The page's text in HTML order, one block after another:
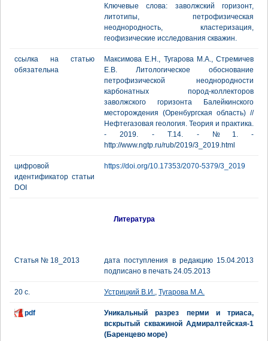
Ключевые слова: заволжский горизонт,
литотипы, петрофизическая
неоднородность, кластеризация,
геофизические исследования скважин.
ссылка на статью
обязательна
Максимова Е.Н., Тугарова М.А., Стремичев
Е.В. Литологическое обоснование
петрофизической неоднородности
карбонатных пород-коллекторов
заволжского горизонта Балейкинского
месторождения (Оренбургская область) //
Нефтегазовая геология. Теория и практика.
- 2019. - Т.14. - №1. -
http://www.ngtp.ru/rub/2019/3_2019.html
цифровой
идентификатор статьи
DOI
https://doi.org/10.17353/2070-5379/3_2019
Литература
Статья № 18_2013
дата поступления в редакцию 15.04.2013
подписано в печать 24.05.2013
20 с. Устрицкий В.И., Тугарова М.А.
pdf
Уникальный разрез перми и триаса,
вскрытый скважиной Адмиралтейская-1
(Баренцево море)